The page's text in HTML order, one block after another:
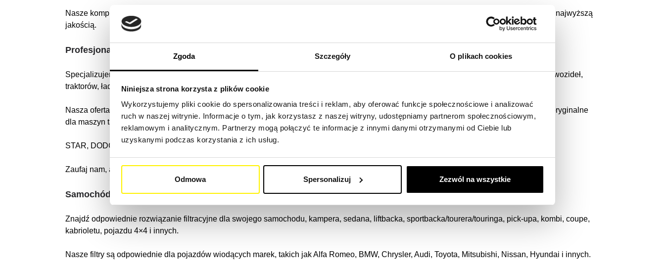
Zgoda Szczegóły O plikach cookies
Niniejsza strona korzysta z plików cookie
Wykorzystujemy pliki cookie do spersonalizowania treści i reklam, aby oferować funkcje społecznościowe i analizować
ruch w naszej witrynie. Informacje o tym, jak korzystasz z naszej witryny, udostępniamy partnerom społecznościowym,
reklamowym i analitycznym. Partnerzy mogą połączyć te informacje z innymi danymi otrzymanymi od Ciebie lub
uzyskanymi podczas korzystania z ich usług.
Odmowa Spersonalizuj Zezwól na wszystkie
Nasze kompleksowe rozwiązania filtracyjne zapewniają niezawodną ochronę przed zanieczyszczeniami i zużyciem oraz charakteryzują się najwyższą
jakością.
Profesjonalny pojazd
Specjalizujemy się w dostarczaniu komponentów filtracyjnych dla szerokiej gamy pojazdów, w tym wywrotek, ciężarówek, koparek, cystern, wozideł,
traktorów, ładowarek, małych dźwigów, koparko-ładowarek, wózków widłowych oraz sprzętu budowlanego, rolniczego i do odśnieżania.
Nasza oferta filtrów obejmuje również ciężarówki, pojazdy osobowe, autokary i wiele innych. Znajdziesz tutaj zarówno filtry zamienne, jak i oryginalne
dla maszyn takich marek jak:
STAR, DODGE, FORD, HYUNDAI, IVECO BUS, IVECO CAR, ISUZU, MAN, MERCEDES BENZ, VOLVO, COMBILIFT.
Zaufaj nam, aby znaleźć odpowiedni filtr, który przywróci Twoje pojazdy do pracy i na drogę.
Samochód osobowy
Znajdź odpowiednie rozwiązanie filtracyjne dla swojego samochodu, kampera, sedana, liftbacka, sportbacka/tourera/touringa, pick-upa, kombi, coupe,
kabrioletu, pojazdu 4×4 i innych.
Nasze filtry są odpowiednie dla pojazdów wiodących marek, takich jak Alfa Romeo, BMW, Chrysler, Audi, Toyota, Mitsubishi, Nissan, Hyundai i innych.